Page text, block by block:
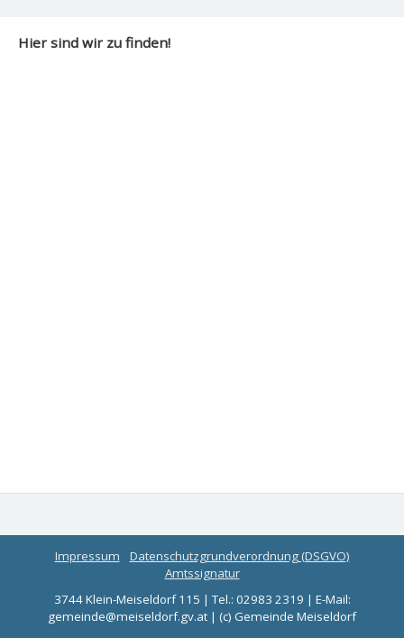
Hier sind wir zu finden!
Impressum
Datenschutzgrundverordnung (DSGVO)
Amtssignatur
3744 Klein-Meiseldorf 115 | Tel.: 02983 2319 | E-Mail:
gemeinde@meiseldorf.gv.at | (c) Gemeinde Meiseldorf